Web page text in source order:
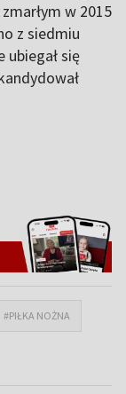
w 2015
z siedmiu
ubiegał się
#PIŁKA NOŻNA